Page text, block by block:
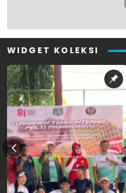
WIDGET KOLEKSI